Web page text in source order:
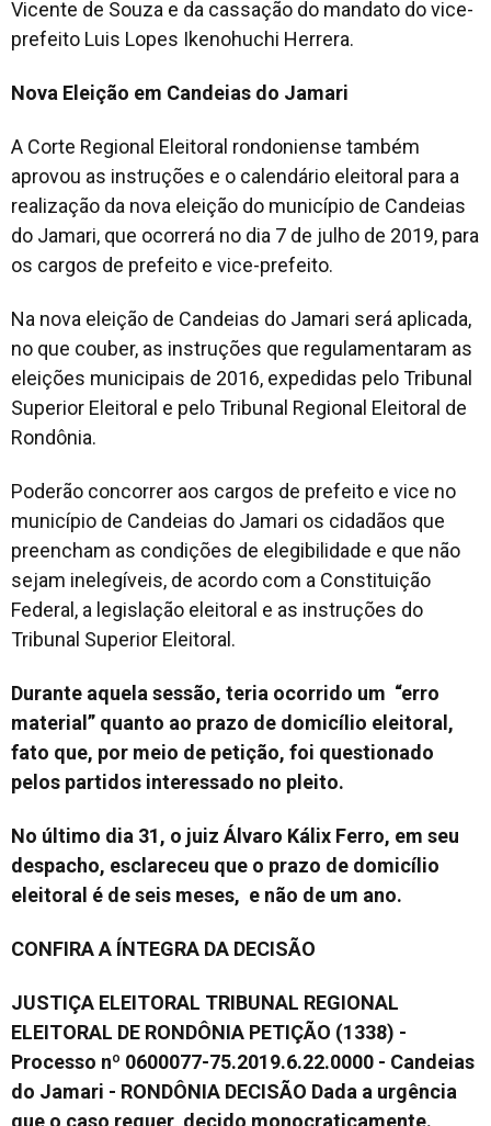
Vicente de Souza e da cassação do mandato do vice-
prefeito Luis Lopes Ikenohuchi Herrera.
Nova Eleição em Candeias do Jamari
A Corte Regional Eleitoral rondoniense também
aprovou as instruções e o calendário eleitoral para a
realização da nova eleição do município de Candeias
do Jamari, que ocorrerá no dia 7 de julho de 2019, para
os cargos de prefeito e vice-prefeito.
Na nova eleição de Candeias do Jamari será aplicada,
no que couber, as instruções que regulamentaram as
eleições municipais de 2016, expedidas pelo Tribunal
Superior Eleitoral e pelo Tribunal Regional Eleitoral de
Rondônia.
Poderão concorrer aos cargos de prefeito e vice no
município de Candeias do Jamari os cidadãos que
preencham as condições de elegibilidade e que não
sejam inelegíveis, de acordo com a Constituição
Federal, a legislação eleitoral e as instruções do
Tribunal Superior Eleitoral.
Durante aquela sessão, teria ocorrido um “erro
material” quanto ao prazo de domicílio eleitoral,
fato que, por meio de petição, foi questionado
pelos partidos interessado no pleito.
No último dia 31, o juiz Álvaro Kálix Ferro, em seu
despacho, esclareceu que o prazo de domicílio
eleitoral é de seis meses, e não de um ano.
CONFIRA A ÍNTEGRA DA DECISÃO
JUSTIÇA ELEITORAL TRIBUNAL REGIONAL
ELEITORAL DE RONDÔNIA PETIÇÃO (1338) -
Processo nº 0600077-75.2019.6.22.0000 - Candeias
do Jamari - RONDÔNIA DECISÃO Dada a urgência
que o caso requer, decido monocraticamente.